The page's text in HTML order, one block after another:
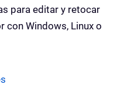
para editar y retocar
con Windows, Linux o